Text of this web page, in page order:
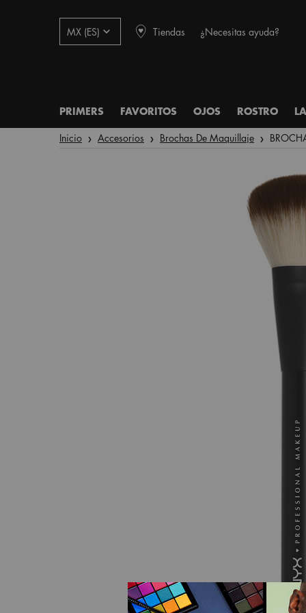
MX (ES) Tiendas ¿Necesitas ayuda?
PRIMERS FAVORITOS OJOS ROSTRO
Inicio Accesorios Brochas De Maquillaje